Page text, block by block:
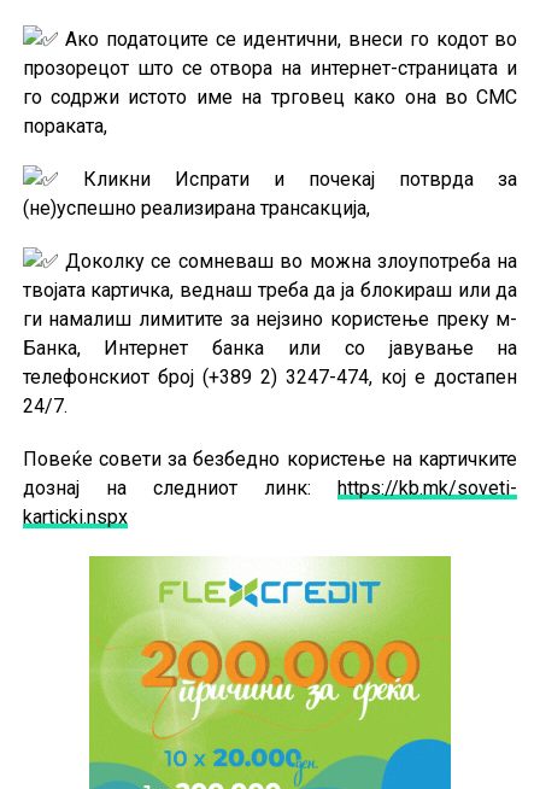
Ако податоците се идентични, внеси го кодот во
прозорецот што се отвора на интернет-страницата и
го содржи истото име на трговец како она во СМС
пораката,
Кликни Испрати и почекај потврда за
(не)успешно реализирана трансакција,
Доколку се сомневаш во можна злоупотреба на
твојата картичка, веднаш треба да ја блокираш или да
ги намалиш лимитите за нејзино користење преку м-
Банка, Интернет банка или со јавување на
телефонскиот број (+389 2) 3247-474, кој е достапен
24/7.
Повеќе совети за безбедно користење на картичките
дознај на следниот линк: https://kb.mk/soveti-
karticki.nspx